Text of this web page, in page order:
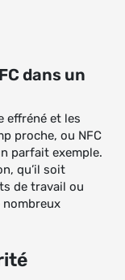
dans un
effréné et les
proche, ou NFC
parfait exemple.
qu’il soit
de travail ou
nombreux